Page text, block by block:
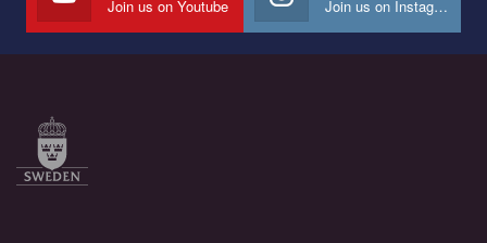
Join us on Youtube Join us on Instagram